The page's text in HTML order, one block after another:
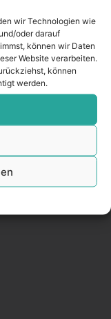
wir Technologien wie
oder darauf
können wir Daten
Website verarbeiten.
können
werden.
5